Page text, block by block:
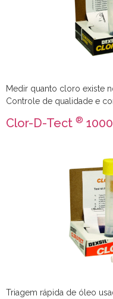
Medir quanto cloro existe
Controle de qualidade e
Clor-D-Tect ® 1000
Triagem rápida de óleo